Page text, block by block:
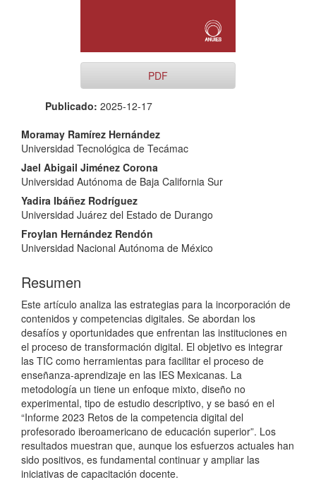
PDF
Publicado: 2025-12-17
Contenido
principal
del
artículo
Moramay Ramírez Hernández
Universidad Tecnológica de Tecámac
Jael Abigail Jiménez Corona
Universidad Autónoma de Baja California Sur
Yadira Ibáñez Rodríguez
Universidad Juárez del Estado de Durango
Froylan Hernández Rendón
Universidad Nacional Autónoma de México
Resumen
Este artículo analiza las estrategias para la incorporación de
contenidos y competencias digitales. Se abordan los
desafíos y oportunidades que enfrentan las instituciones en
el proceso de transformación digital. El objetivo es integrar
las TIC como herramientas para facilitar el proceso de
enseñanza-aprendizaje en las IES Mexicanas. La
metodología un tiene un enfoque mixto, diseño no
experimental, tipo de estudio descriptivo, y se basó en el
“Informe 2023 Retos de la competencia digital del
profesorado iberoamericano de educación superior”. Los
resultados muestran que, aunque los esfuerzos actuales han
sido positivos, es fundamental continuar y ampliar las
iniciativas de capacitación docente.